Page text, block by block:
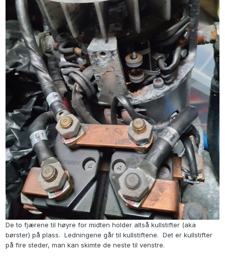
De to fjærene til høyre for midten holder altså kullstifter (aka
børster) på plass. Ledningene går til kullstiftene. Det er kullstifter
på fire steder, man kan skimte de neste til venstre.